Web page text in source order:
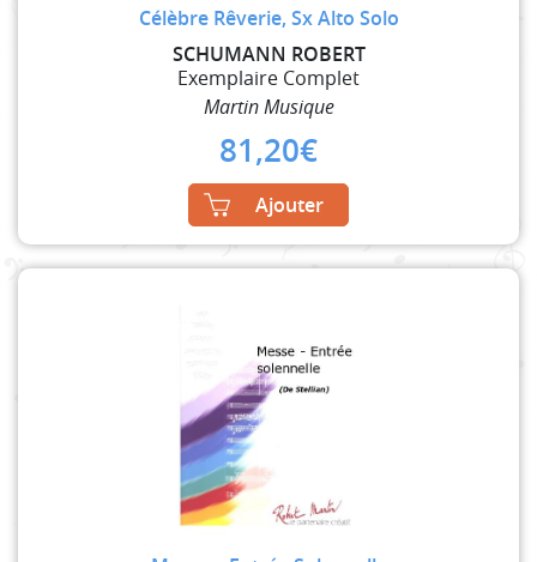
Célèbre Rêverie, Sx Alto Solo
SCHUMANN ROBERT
Exemplaire Complet
Martin Musique
81,20€
Ajouter